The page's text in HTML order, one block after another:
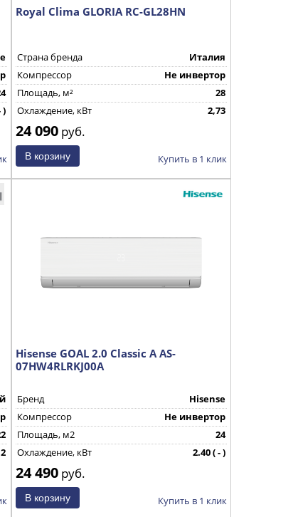
)
Royal Clima GLORIA RC-GL28HN
Страна бренда
Италия
Компрессор
Не инвертор
Площадь, м²
28
Охлаждение, кВт
2,73
24 090 руб.
Купить в 1 клик
Hisense GOAL 2.0 Classic A AS-
07HW4RLRKJ00A
Бренд
Hisense
Компрессор
Не инвертор
Площадь, м2
24
Охлаждение, кВт
2.40 ( - )
Страна производства
24 490 руб.
Купить в 1 клик